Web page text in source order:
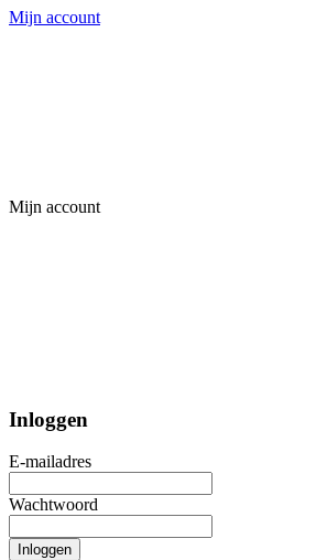
Mijn account
Mijn account
Inloggen
E-mailadres
Wachtwoord
Inloggen